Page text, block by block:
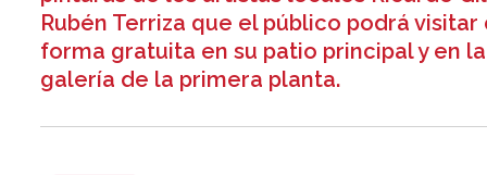
Rubén Terriza que el público podrá visitar
forma gratuita en su patio principal y en la
galería de la primera planta.